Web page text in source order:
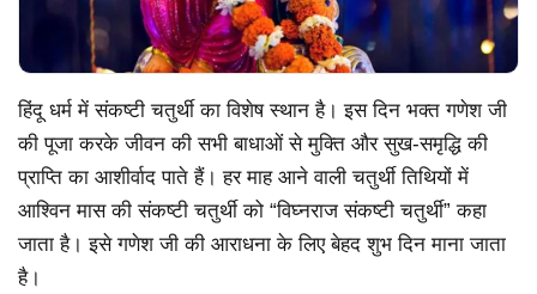
हिंदू धर्म में संकष्टी चतुर्थी का विशेष स्थान है। इस दिन भक्त गणेश जी
की पूजा करके जीवन की सभी बाधाओं से मुक्ति और सुख-समृद्धि की
प्राप्ति का आशीर्वाद पाते हैं। हर माह आने वाली चतुर्थी तिथियों में
आश्विन मास की संकष्टी चतुर्थी को “विघ्नराज संकष्टी चतुर्थी” कहा
जाता है। इसे गणेश जी की आराधना के लिए बेहद शुभ दिन माना जाता
है।